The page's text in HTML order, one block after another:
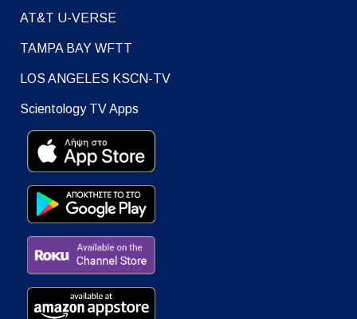
AT&T U-VERSE
TAMPA BAY WFTT
LOS ANGELES KSCN-TV
Scientology TV Apps